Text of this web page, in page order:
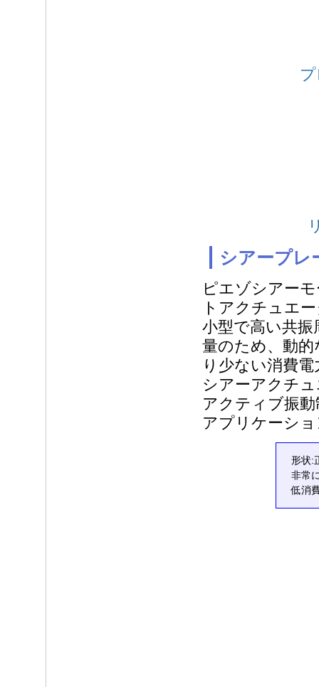
シアープレ
ピエゾシアー
トアクチュエ
小型で高い共
量のため、動
り少ない消費
シアーアクチ
アクティブ振
アプリケーシ
形状:
非常
低消